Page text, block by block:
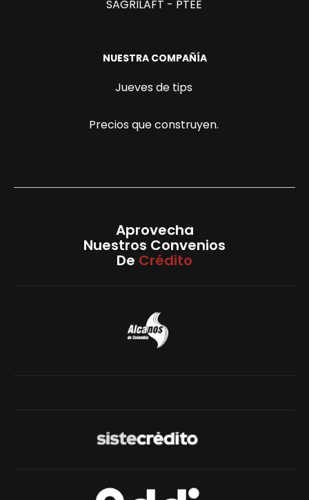
SAGRILAFT - PTEE
NUESTRA COMPAÑÍA
Jueves de tips
Precios que construyen.
Aprovecha
Nuestros Convenios
De Crédito